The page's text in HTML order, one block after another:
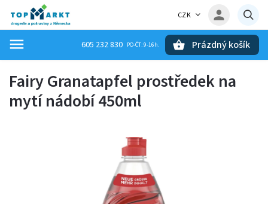
CZK
605 232 830 Prázdný košík
Fairy Granatapfel prostředek na
mytí nádobí 450ml